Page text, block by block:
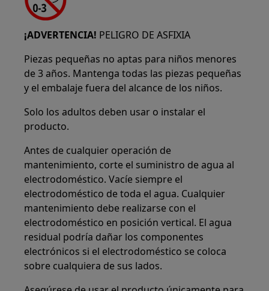
¡ADVERTENCIA! PELIGRO DE ASFIXIA
Piezas pequeñas no aptas para niños menores
de 3 años. Mantenga todas las piezas pequeñas
y el embalaje fuera del alcance de los niños.
Solo los adultos deben usar o instalar el
producto.
Antes de cualquier operación de
mantenimiento, corte el suministro de agua al
electrodoméstico. Vacíe siempre el
electrodoméstico de toda el agua. Cualquier
mantenimiento debe realizarse con el
electrodoméstico en posición vertical. El agua
residual podría dañar los componentes
electrónicos si el electrodoméstico se coloca
sobre cualquiera de sus lados.